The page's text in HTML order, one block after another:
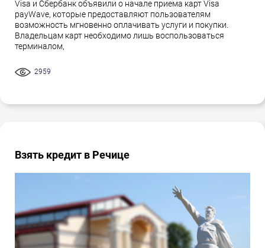
Visa и Сбербанк объявили о начале приема карт Visa
payWave, которые предоставляют пользователям
возможность мгновенно оплачивать услуги и покупки.
Владельцам карт необходимо лишь воспользоваться
терминалом,
2959
Взять кредит в Речице